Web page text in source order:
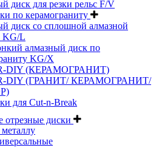
диск для резки рельс F/V
по керамограниту
диск со сплошной алмазной
KG/L
алмазный диск по
KG/X
DIY (КЕРАМОГРАНИТ)
DIY (ГРАНИТ/ КЕРАМОГРАНИТ/
для Cut-n-Break
отрезные диски